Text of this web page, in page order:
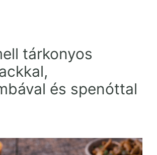
tárkonyos
és spenóttal